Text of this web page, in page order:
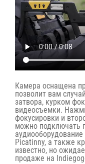
Камера оснащена
позволит вам
затвора, курком
видеосъемки.
фокусировки и
можно подключать
Picatinny, а также
известно, но
продаже на